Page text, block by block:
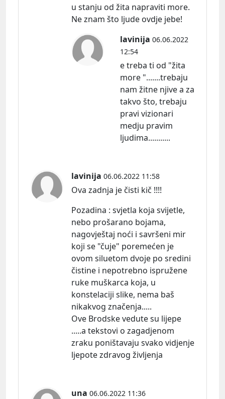
u stanju od žita napraviti more.
Ne znam što ljude ovdje jebe!
lavinija 06.06.2022
12:54
e treba ti od "žita
more ".......trebaju
nam žitne njive a za
takvo što, trebaju
pravi vizionari
medju pravim
ljudima...........
lavinija 06.06.2022 11:58
Ova zadnja je čisti kič !!!!
Pozadina : svjetla koja svijetle,
nebo prošarano bojama,
nagovještaj noći i savršeni mir
koji se "čuje" poremećen je
ovom siluetom dvoje po sredini
čistine i nepotrebno ispružene
ruke muškarca koja, u
konstelaciji slike, nema baš
nikakvog značenja.....
Ove Brodske vedute su lijepe
.....a tekstovi o zagadjenom
zraku poništavaju svako vidjenje
ljepote zdravog življenja
una 06.06.2022 11:36